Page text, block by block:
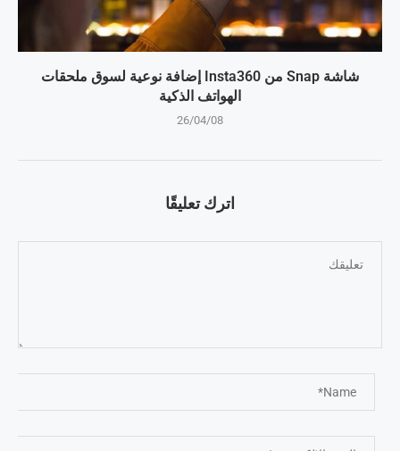
شاشة Snap من Insta360 إضافة نوعية لسوق ملحقات
الهواتف الذكية
26/04/08
اترك تعليقًا